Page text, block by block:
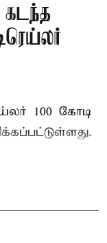
100 கோடி